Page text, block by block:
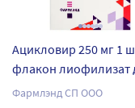
Ацикловир 250 мг 1
флакон лиофилизат
приготовления
Фармлэнд СП ООО